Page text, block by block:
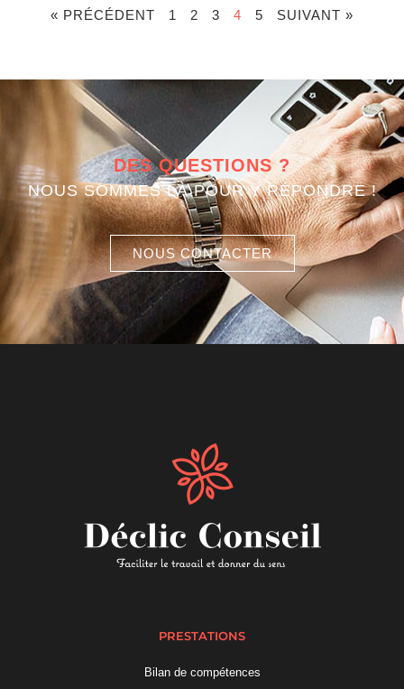
« PRÉCÉDENT 1 2 3 4 5 SUIVANT »
DES QUESTIONS ?
NOUS SOMMES LÀ POUR Y RÉPONDRE !
NOUS CONTACTER
PRESTATIONS
Bilan de compétences